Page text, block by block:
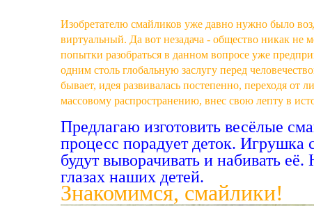
Изобретателю смайликов уже давно нужно было
виртуальный. Да вот незадача - общество никак
попытки разобраться в данном вопросе уже
одним столь глобальную заслугу перед
бывает, идея развивалась постепенно, переходя
массовому распространению, внес свою лепту в
Предлагаю изготовить весёлые
процесс порадует деток. Игрушка
будут выворачивать и набивать
глазах наших детей.
Знакомимся, смайлики!